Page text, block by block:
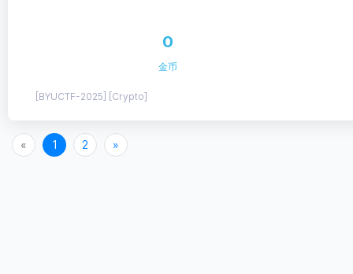
0
金币
[BYUCTF-2025] [Crypto]
« 1 2 »